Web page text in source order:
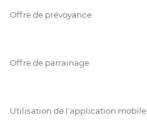
Offre de prévoyance
Offre de parrainage
Utilisation de l'application mobile